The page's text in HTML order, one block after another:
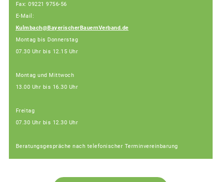
Fax: 09221 9756-56
E-Mail:
Kulmbach@BayerischerBauernVerband.de
Montag bis Donnerstag
07.30 Uhr bis 12.15 Uhr
Montag und Mittwoch
13.00 Uhr bis 16.30 Uhr
Freitag
07.30 Uhr bis 12.30 Uhr
Beratungsgespräche nach telefonischer Terminvereinbarung